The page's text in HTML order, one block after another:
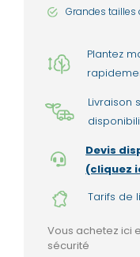
Grandes
Plantez
Livraison
Devis
(cliquez
Tarifs de
Vous achetez ici
sécurité